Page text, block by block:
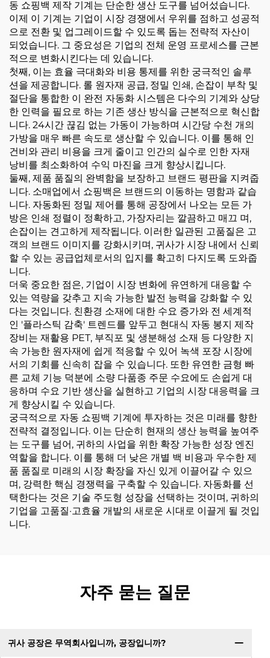
동 쇼핑백 제작 기계는 단순한 생산 도구를 넘어섰습니다.
이제 이 기계는 기업이 시장 경쟁에서 우위를 점하고 성공적
으로 전환 및 업그레이드할 수 있도록 돕는 전략적 자산이
되었습니다. 그 중요성은 기업의 전체 운영 프로세스를 근본
적으로 변화시킨다는 데 있습니다.
첫째, 이는 효율 극대화와 비용 통제를 위한 궁극적인 솔루
션을 제공합니다. 롤 원자재 공급, 정밀 인쇄, 손잡이 부착 및
절단을 통합한 이 완전 자동화 시스템은 다수의 기계와 상당
한 인력을 필요로 하는 기존 생산 방식을 근본적으로 혁신합
니다. 24시간 끊김 없는 가동이 가능하며 시간당 수천 개의
가방을 매우 빠른 속도로 생산할 수 있습니다. 이를 통해 인
건비와 관리 비용을 크게 줄이고 인간의 실수로 인한 자재
낭비를 최소화하여 수익 마진을 크게 향상시킵니다.
둘째, 제품 품질의 완벽함을 보장하고 브랜드 평판을 지켜줍
니다. 소매업에서 쇼핑백은 브랜드의 이동하는 명함과 같습
니다. 자동화된 정밀 제어를 통해 공장에서 나오는 모든 가
방은 인쇄 정렬이 정확하고, 가장자리는 깔끔하고 매끄 며,
손잡이는 견고하게 제작됩니다. 이러한 일관된 고품질은 고
객의 브랜드 이미지를 강화시키며, 귀사가 시장 내에서 신뢰
할 수 있는 공급업체로서의 입지를 확고히 다지도록 도와줍
니다.
더욱 중요한 점은, 기업이 시장 변화에 유연하게 대응할 수
있는 역량을 갖추고 지속 가능한 발전 능력을 강화할 수 있
다는 것입니다. 친환경 소재에 대한 수요 증가와 전 세계적
인 '플라스틱 감축' 트렌드를 앞두고 현대식 자동 봉지 제작
장비는 재활용 PET, 부직포 및 생분해성 소재 등 다양한 지
속 가능한 원자재에 쉽게 적응할 수 있어 녹색 포장 시장에
서의 기회를 신속히 잡을 수 있습니다. 또한 유연한 금형 빠
른 교체 기능 덕분에 소량 다품종 주문 수요에도 손쉽게 대
응하며 수요 기반 생산을 실현하고 기업의 시장 대응력을 크
게 향상시킬 수 있습니다.
궁극적으로 자동 쇼핑백 기계에 투자하는 것은 미래를 향한
전략적 결정입니다. 이는 단순히 현재의 생산 능력을 높여주
는 도구를 넘어, 귀하의 사업을 위한 확장 가능한 성장 엔진
역할을 합니다. 이를 통해 더 낮은 개별 백 비용과 우수한 제
품 품질로 미래의 시장 확장을 자신 있게 이끌어갈 수 있으
며, 강력한 핵심 경쟁력을 구축할 수 있습니다. 자동화를 선
택한다는 것은 기술 주도형 성장을 선택하는 것이며, 귀하의
기업을 고품질·고효율 개발의 새로운 시대로 이끌게 될 것입
니다.
자주 묻는 질문
귀사 공장은 무역회사입니까, 공장입니까?